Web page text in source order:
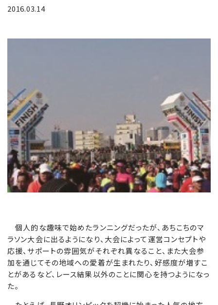
2016.03.14
個人的な趣味で始めたランニングだったが、あちこちのマ
ラソン大会に出るようになり、大会によって運営コンセプトや
応援、サポートの雰囲気がそれぞれ異なること、また大会参
加を通じてその地域への愛着が生まれたり、好感度が増すこ
とがあるなど、レース結果以外のことに関心を持つようになっ
た。